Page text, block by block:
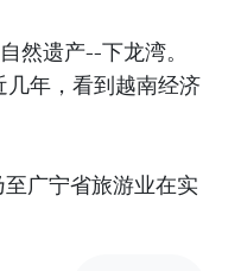
然遗产--下龙湾。
几年，看到越南经济
广宁省旅游业在实